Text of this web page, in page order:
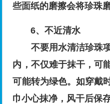
些面纸的磨擦会将珍珠磨
6、不近清水
不要用水清洁珍珠项
内，不仅难于抹干，可
可能转为绿色。如穿戴
巾小心抹净，风干后保存